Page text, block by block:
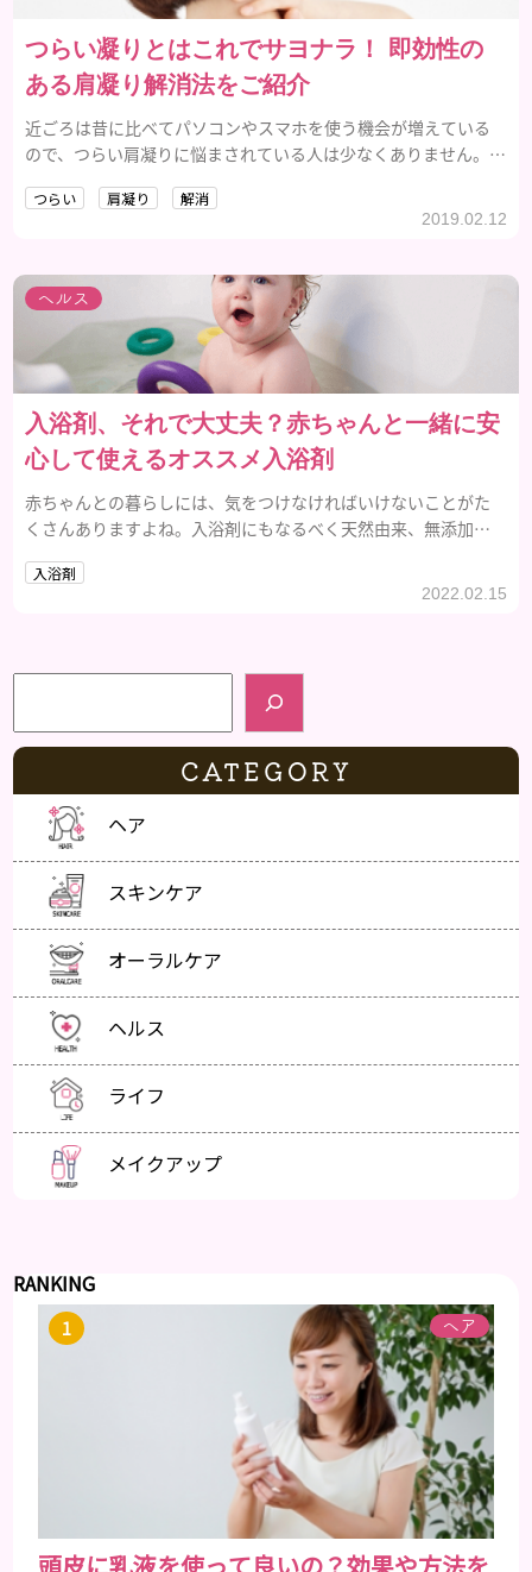
つらい凝りとはこれでサヨナラ！ 即効性の
ある肩凝り解消法をご紹介
近ごろは昔に比べてパソコンやスマホを使う機会が増えている
ので、つらい肩凝りに悩まされている人は少なくありません。そ
た凝りを和らげて、快適な毎日を過ごしていきましょう。
つらい 肩凝り 解消
2019.02.12
ヘルス
入浴剤、それで大丈夫？赤ちゃんと一緒に安
心して使えるオススメ入浴剤
赤ちゃんとの暮らしには、気をつけなければいけないことがた
くさんありますよね。入浴剤にもなるべく天然由来、無添加に
入浴剤
2022.02.15
検索
CATEGORY
ヘア
スキンケア
オーラルケア
ヘルス
ライフ
メイクアップ
RANKING
ヘア